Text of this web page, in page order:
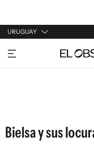
URUGUAY
URUGUAY
ARGENTINA
Bielsa y sus